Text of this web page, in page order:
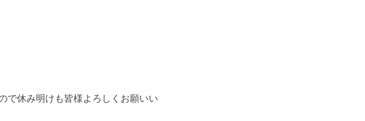
で休み明けも皆様よろしくお願いい